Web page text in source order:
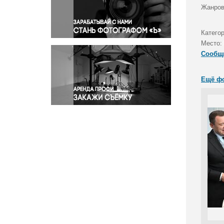
Правосудие
Происшествия и конфликты
Религия
Светская жизнь
Спорт
Экология
Экономика и бизнес
Место:
Ещё